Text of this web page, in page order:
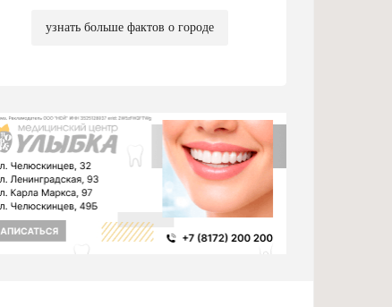
узнать больше фактов о городе